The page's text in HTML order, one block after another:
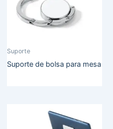
Suporte
Suporte de bolsa para mesa